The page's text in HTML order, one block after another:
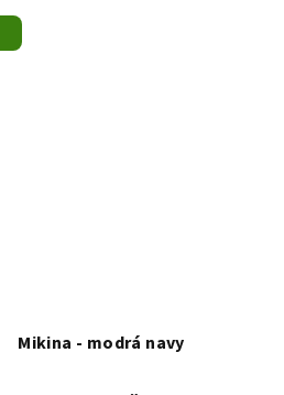
Mikina - modrá navy